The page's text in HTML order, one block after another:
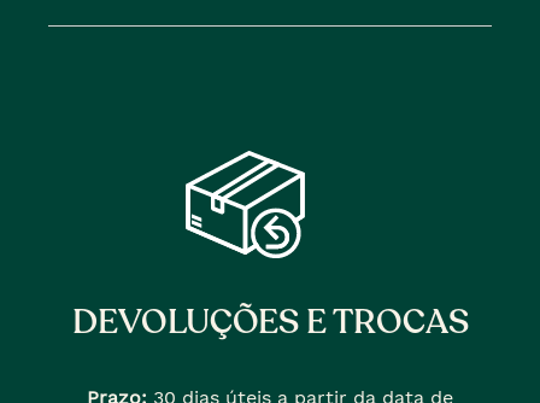
DEVOLUÇÕES E TROCAS
Prazo: 30 dias úteis a partir da data de